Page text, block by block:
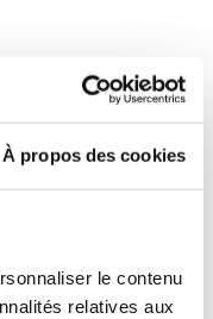
À propos des cookies
le contenu
relatives aux